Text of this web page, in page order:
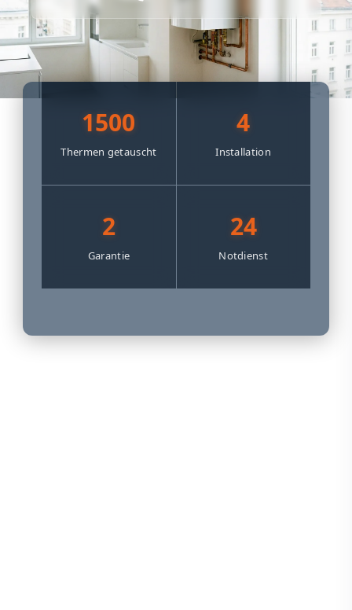
1500
Thermen getauscht
4
Installation
2
Garantie
24
Notdienst